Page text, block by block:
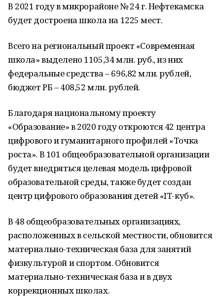
В 2021 году в микрорайоне № 24 г. Нефтекамска
будет достроена школа на 1225 мест.
Всего на региональный проект «Современная
школа» выделено 1105,34 млн. руб., из них
федеральные средства – 696,82 млн. рублей,
бюджет РБ – 408,52 млн. рублей.
Благодаря национальному проекту
«Образование» в 2020 году откроются 42 центра
цифрового и гуманитарного профилей «Точка
роста». В 101 общеобразовательной организации
будет внедряться целевая модель цифровой
образовательной среды, также будет создан
центр цифрового образования детей «IT-куб».
В 48 общеобразовательных организациях,
расположенных в сельской местности, обновится
материально-техническая база для занятий
физкультурой и спортом. Обновится
материально-техническая база и в двух
коррекционных школах.